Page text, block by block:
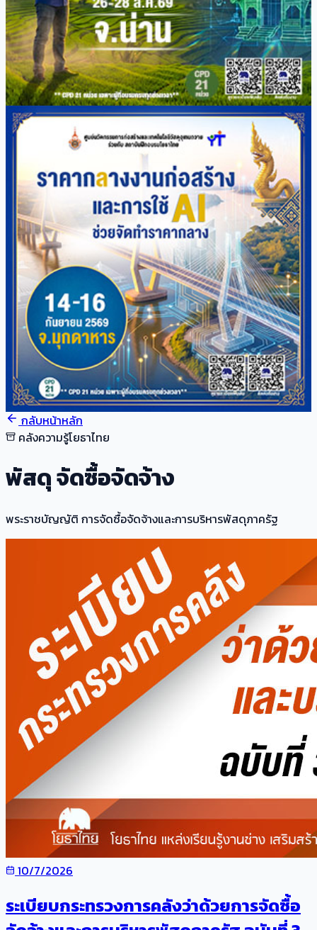
กลับหน้าหลัก
คลังความรู้โยธาไทย
พัสดุ จัดซื้อจัดจ้าง
พระราชบัญญัติ การจัดซื้อจัดจ้างและการบริหารพัสดุภาครัฐ
10/7/2026
ระเบียบกระทรวงการคลังว่าด้วยการจัดซื้อ